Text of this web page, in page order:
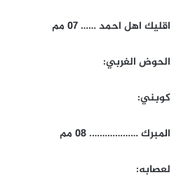
اقليك اهل احمد …… 07 مم
الحوض الغربي:
كوبني:
المبرك ………………. 08 مم
لعصابه: